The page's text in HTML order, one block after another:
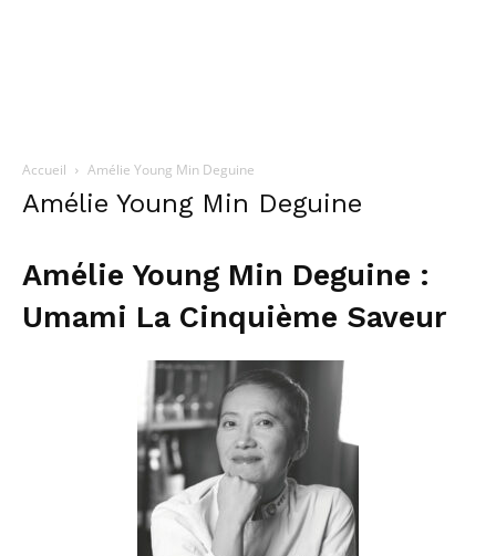
Accueil Amélie Young Min Deguine
Amélie Young Min Deguine
Amélie Young Min Deguine :
Umami La Cinquième Saveur